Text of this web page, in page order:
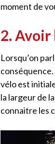
moment de
2. Avoir
Lorsqu’on
vélo est
la largeur de
connaitre les